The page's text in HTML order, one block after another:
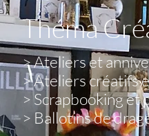
> Ateliers et
> Ateliers créatifs
> Scrapbooking et
> Ballotins de
Théma